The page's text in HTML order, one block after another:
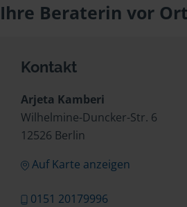
Ihre Beraterin vor Ort
Kontakt
Arjeta Kamberi
Wilhelmine-Duncker-Str. 6
12526 Berlin
Auf Karte anzeigen
0151 20179996